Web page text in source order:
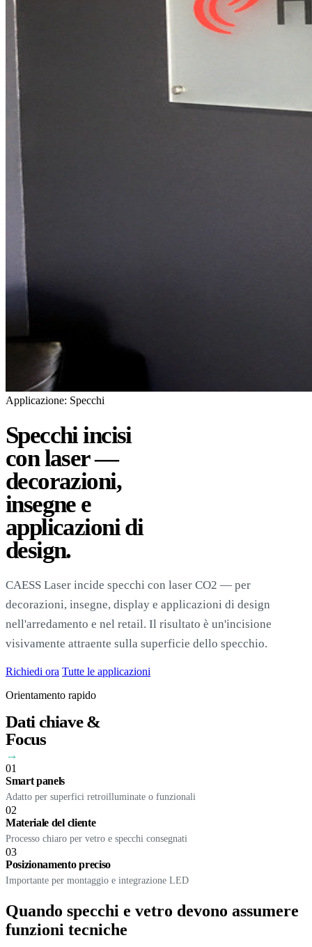
Applicazione: Specchi
Specchi incisi
con laser —
decorazioni,
insegne e
applicazioni di
design.
CAESS Laser incide specchi con laser CO2 — per
decorazioni, insegne, display e applicazioni di design
nell'arredamento e nel retail. Il risultato è un'incisione
visivamente attraente sulla superficie dello specchio.
Richiedi ora Tutte le applicazioni
Orientamento rapido
Dati chiave &
Focus
→
01
Smart panels
Adatto per superfici retroilluminate o funzionali
02
Materiale del cliente
Processo chiaro per vetro e specchi consegnati
03
Posizionamento preciso
Importante per montaggio e integrazione LED
Quando specchi e vetro devono assumere
funzioni tecniche